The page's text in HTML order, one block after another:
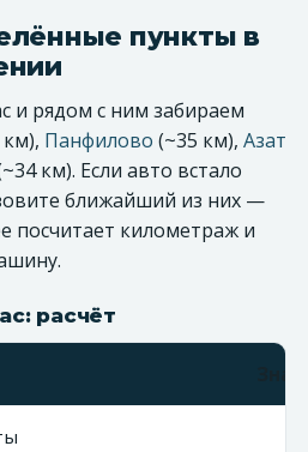
пункты в
и рядом с ним забираем
Панфилово (~35 км), Азат
км). Если авто встало
ближайший из них —
посчитает километраж и
расчёт